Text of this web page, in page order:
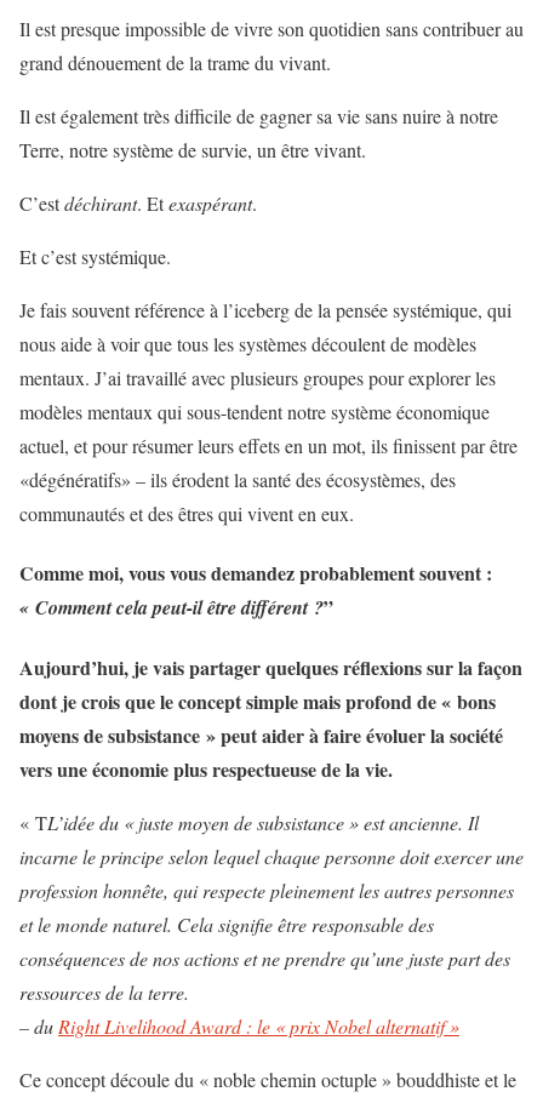
Il est presque impossible de vivre son quotidien sans contribuer au
grand dénouement de la trame du vivant.
Il est également très difficile de gagner sa vie sans nuire à notre
Terre, notre système de survie, un être vivant.
C’estdéchirant. Etexaspérant.
Et c’est systémique.
Je fais souvent référence à l’iceberg de la pensée systémique, qui
nous aide à voir que tous les systèmes découlent de modèles
mentaux. J’ai travaillé avec plusieurs groupes pour explorer les
modèles mentaux qui sous-tendent notre système économique
actuel, et pour résumer leurs effets en un mot, ils finissent par être
«dégénératifs» – ils érodent la santé des écosystèmes, des
communautés et des êtres qui vivent en eux.
Comme moi, vous vous demandez probablement souvent :
« Comment cela peut-il être différent ?”
Aujourd’hui, je vais partager quelques réflexions sur la façon
dont je crois que le concept simple mais profond de « bons
moyens de subsistance » peut aider à faire évoluer la société
vers une économie plus respectueuse de la vie.
« TL’idée du « juste moyen de subsistance » est ancienne. Il
incarne le principe selon lequel chaque personne doit exercer une
profession honnête, qui respecte pleinement les autres personnes
et le monde naturel. Cela signifie être responsable des
conséquences de nos actions et ne prendre qu’une juste part des
ressources de la terre.
– du Right Livelihood Award : le « prix Nobel alternatif »
Ce concept découle du « noble chemin octuple » bouddhiste et le